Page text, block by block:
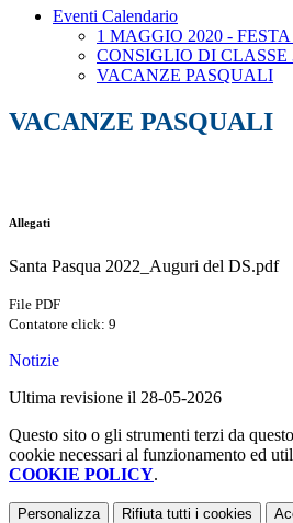
Eventi Calendario
1 MAGGIO 2020 -
CONSIGLIO DI CLASSE
VACANZE PASQUALI
VACANZE PASQUALI
Allegati
Santa Pasqua 2022_Auguri del DS.pdf
File PDF
Contatore click: 9
Notizie
Ultima revisione il 28-05-2026
Questo sito o gli strumenti terzi da
cookie necessari al funzionamento ed
COOKIE POLICY.
Personalizza Rifiuta tutti i cookies